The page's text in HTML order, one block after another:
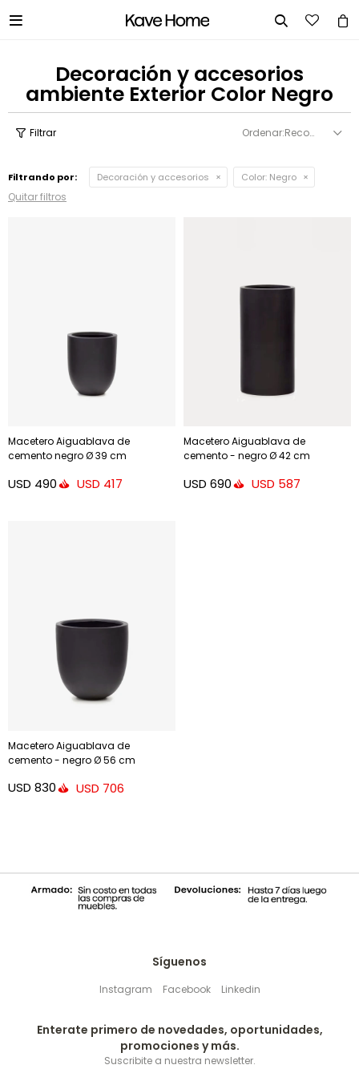
 
Decoración y accesorios
ambiente Exterior Color Negro
Recomendados
Filtrando por: Decoración y accesorios Color: Negro
Quitar filtros
Macetero Aiguablava de
cemento negro Ø 39 cm
USD 490 USD 417
Macetero Aiguablava de
cemento - negro Ø 42 cm
USD 690 USD 587
Macetero Aiguablava de
cemento - negro Ø 56 cm
USD 830 USD 706
Síguenos
Instagram Facebook Linkedin
Enterate primero de novedades, oportunidades,
promociones y más.
Suscribite a nuestra newsletter.